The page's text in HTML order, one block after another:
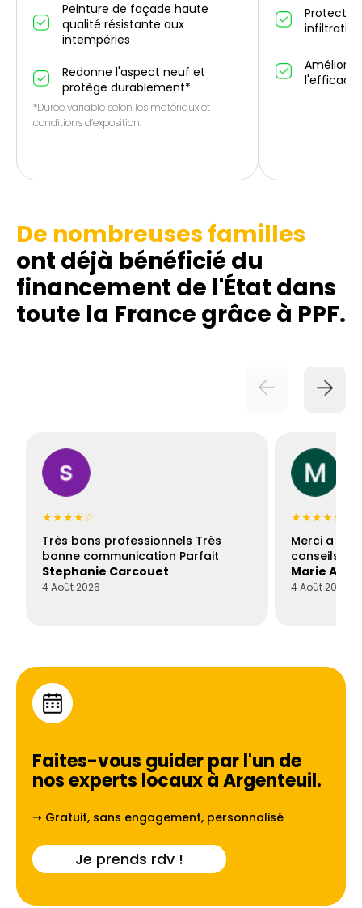
Peinture de façade haute
qualité résistante aux
intempéries
Redonne l'aspect neuf et
protège durablement*
*Durée variable selon les matériaux et
conditions d’exposition.
De nombreuses familles
ont déjà bénéficié du
financement de l'État dans
toute la France grâce à PPF.
★★★★☆
Très bons professionnels Très
bonne communication Parfait
Stephanie Carcouet
4 Août 2026
★★★★★
Merci a
conseils
Marie
4 Août 2026
Faites-vous guider par l'un de
nos experts locaux àArgenteuil.
➝ Gratuit, sans engagement, personnalisé
Je prends rdv !